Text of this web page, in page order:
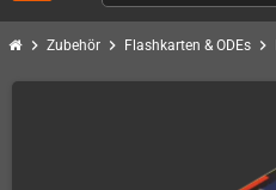
chevron_right Zubehör chevron_right Flashkarten & ODEs chevron_right